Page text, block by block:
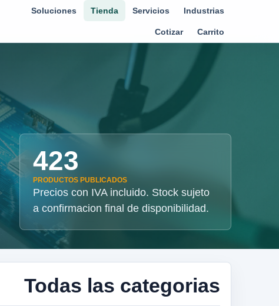
Soluciones Tienda Servicios Industrias
Cotizar Carrito
423
PRODUCTOS PUBLICADOS
Precios con IVA incluido. Stock sujeto
a confirmacion final de disponibilidad.
Todas las categorias